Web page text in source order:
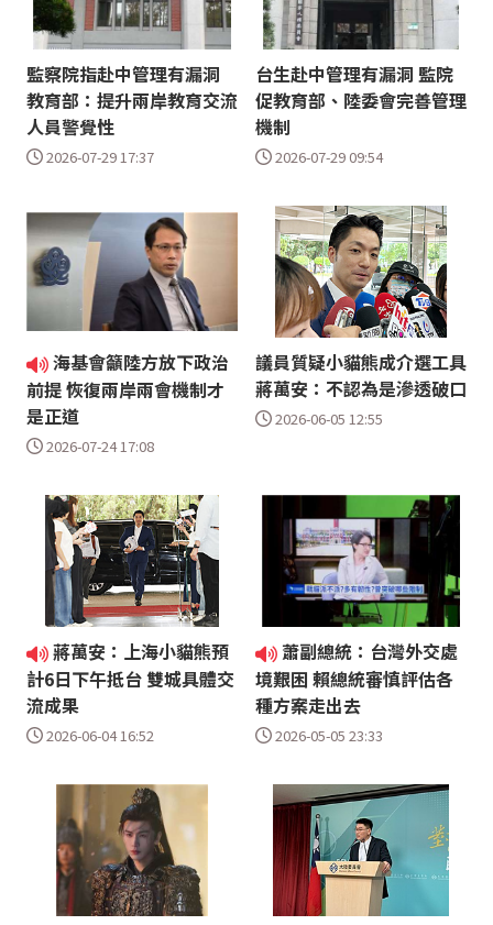
監察院指赴中管理有漏洞
教育部：提升兩岸教育交流
人員警覺性
2026-07-29 17:37
台生赴中管理有漏洞 監院
促教育部、陸委會完善管理
機制
2026-07-29 09:54
海基會籲陸方放下政治
前提 恢復兩岸兩會機制才
是正道
2026-07-24 17:08
議員質疑小貓熊成介選工具
蔣萬安：不認為是滲透破口
2026-06-05 12:55
蔣萬安：上海小貓熊預
計6日下午抵台 雙城具體交
流成果
2026-06-04 16:52
蕭副總統：台灣外交處
境艱困 賴總統審慎評估各
種方案走出去
2026-05-05 23:33